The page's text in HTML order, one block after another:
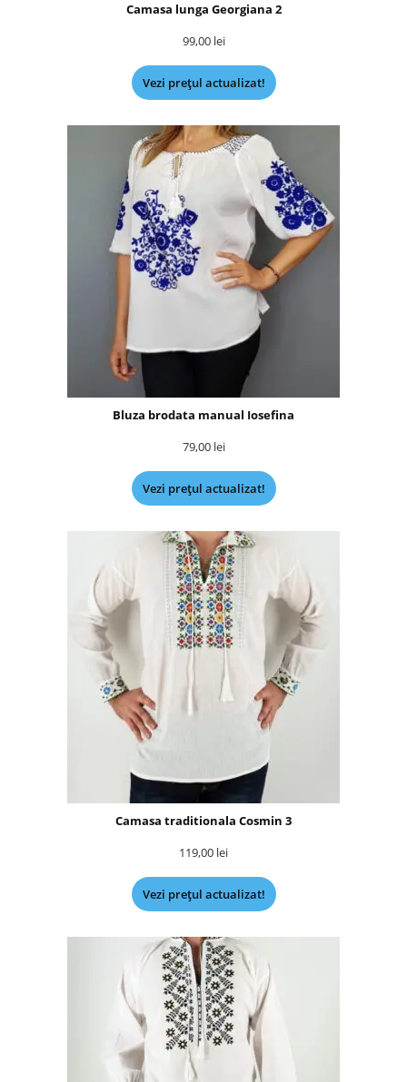
Camasa lunga Georgiana 2
99,00 lei
Vezi prețul actualizat!
Bluza brodata manual Iosefina
79,00 lei
Vezi prețul actualizat!
Camasa traditionala Cosmin 3
119,00 lei
Vezi prețul actualizat!